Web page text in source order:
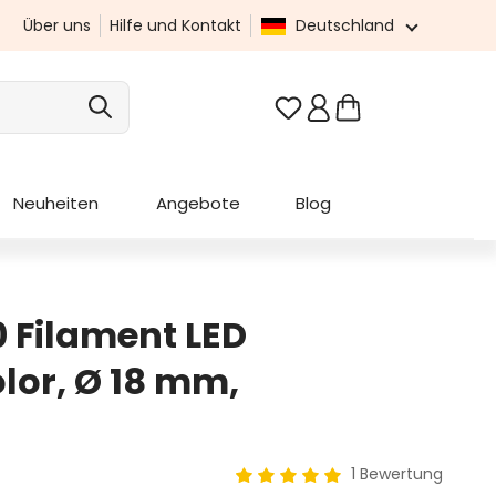
Über uns Hilfe und Kontakt Deutschland
Du hast 0 Produkte
Neuheiten Angebote Blog
LED
Ø 18 mm,
1 Bewertung